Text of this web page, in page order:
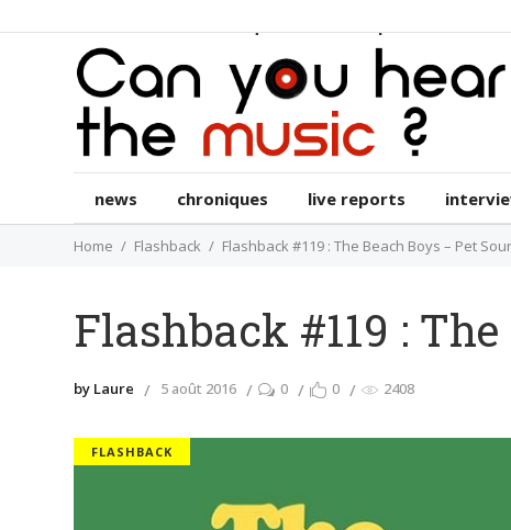
news chroniques live reports
Home Flashback Flashback #119 : The Beach Boys – Pet
Flashback #119 :
by Laure 5 août 2016 0 0 2408
FLASHBACK